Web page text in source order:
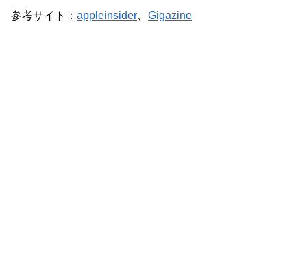
参考サイト： appleinsider Gigazine